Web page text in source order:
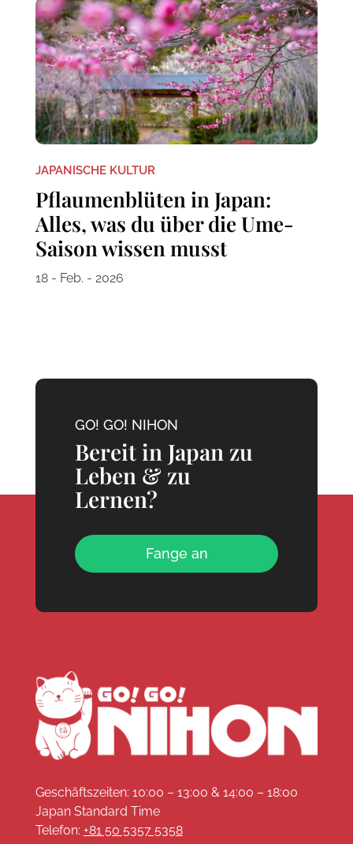
JAPANISCHE KULTUR
Pflaumenblüten in Japan:
Alles, was du über die Ume-
Saison wissen musst
18 - Feb. - 2026
GO! GO! NIHON
Bereit in Japan zu
Leben & zu
Lernen?
Fange an
Geschäftszeiten: 10:00 – 13:00 & 14:00 – 18:00
Japan Standard Time
Telefon: +81 50 5357 5358